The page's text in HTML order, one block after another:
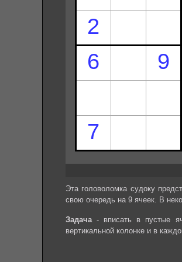
Эта головоломка судоку
свою очередь на 9 ячеек. В
Задача- вписать в пустые
вертикальной колонке и в